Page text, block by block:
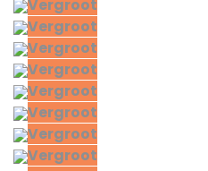
Vergroot
Vergroot
Vergroot
Vergroot
Vergroot
Vergroot
Vergroot
Vergroot